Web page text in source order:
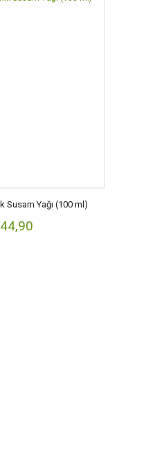
Susam Yağı (100 ml)